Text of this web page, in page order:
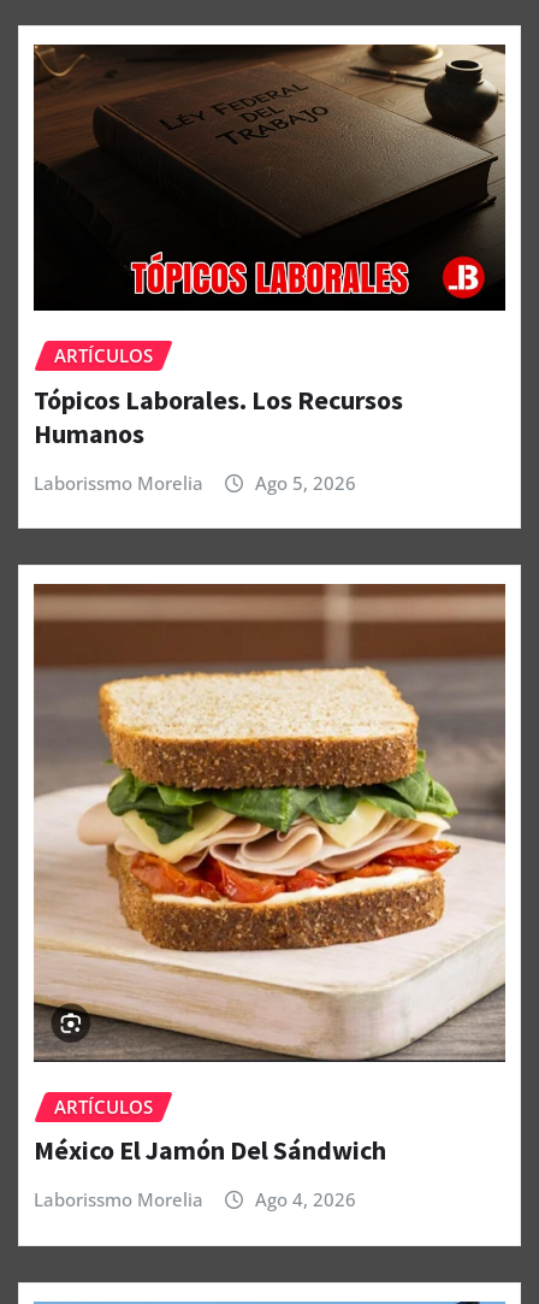
ARTÍCULOS
Tópicos Laborales. Los Recursos
Humanos
Laborissmo Morelia Ago 5, 2026
ARTÍCULOS
México El Jamón Del Sándwich
Laborissmo Morelia Ago 4, 2026